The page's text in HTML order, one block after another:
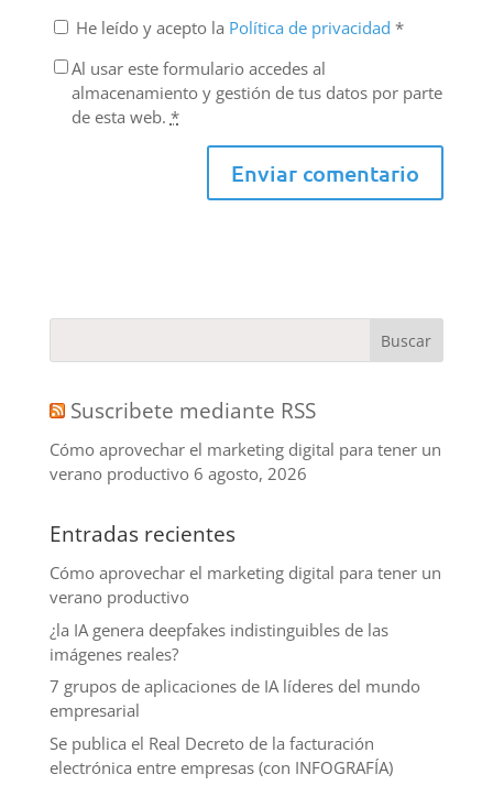
He leído y acepto la Política de privacidad *
Al usar este formulario accedes al
almacenamiento y gestión de tus datos por parte
de esta web. *
Suscribete mediante RSS
Cómo aprovechar el marketing digital para tener un
verano productivo 6 agosto, 2026
Entradas recientes
Cómo aprovechar el marketing digital para tener un
verano productivo
¿la IA genera deepfakes indistinguibles de las
imágenes reales?
7 grupos de aplicaciones de IA líderes del mundo
empresarial
Se publica el Real Decreto de la facturación
electrónica entre empresas (con INFOGRAFÍA)